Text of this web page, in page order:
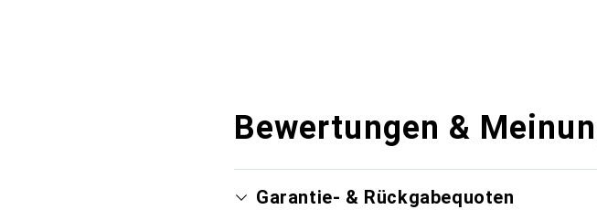
Bewertungen &
Garantie- & Rückgabequoten